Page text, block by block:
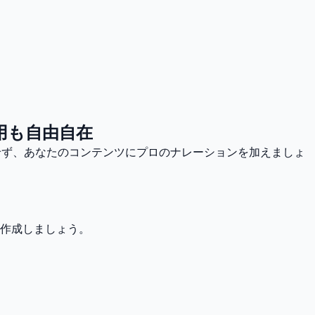
も自由自在
、あなたのコンテンツにプロのナレーションを加えましょ
成しましょう。